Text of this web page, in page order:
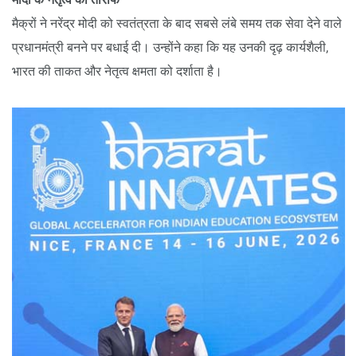
मैक्रों ने नरेंद्र मोदी को स्वतंत्रता के बाद सबसे लंबे समय तक सेवा देने वाले
प्रधानमंत्री बनने पर बधाई दी। उन्होंने कहा कि यह उनकी दृढ़ कार्यशैली,
भारत की ताकत और नेतृत्व क्षमता को दर्शाता है।